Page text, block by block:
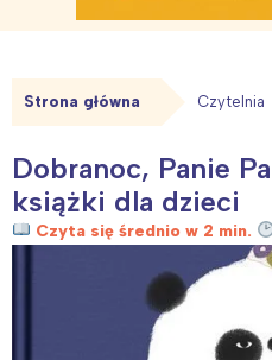
Strona główna Czytelnia
Dobranoc, Panie
książki dla dzieci
Czyta się średnio w 2 min.